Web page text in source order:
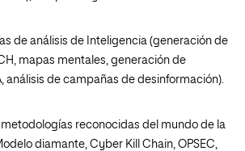
de análisis de Inteligencia (generación de
mapas mentales, generación de
análisis de campañas de desinformación).
reconocidas del mundo de la
diamante, Cyber Kill Chain, OPSEC,